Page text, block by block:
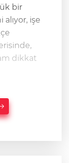
bir
işe
dikkat